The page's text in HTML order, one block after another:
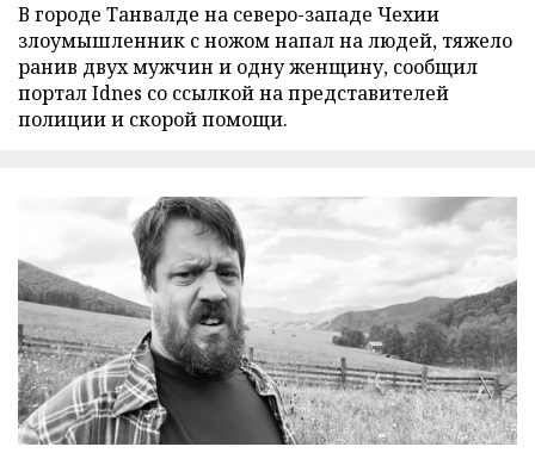
В городе Танвалде на северо-западе Чехии
злоумышленник с ножом напал на людей, тяжело
ранив двух мужчин и одну женщину, сообщил
портал Idnes со ссылкой на представителей
полиции и скорой помощи.